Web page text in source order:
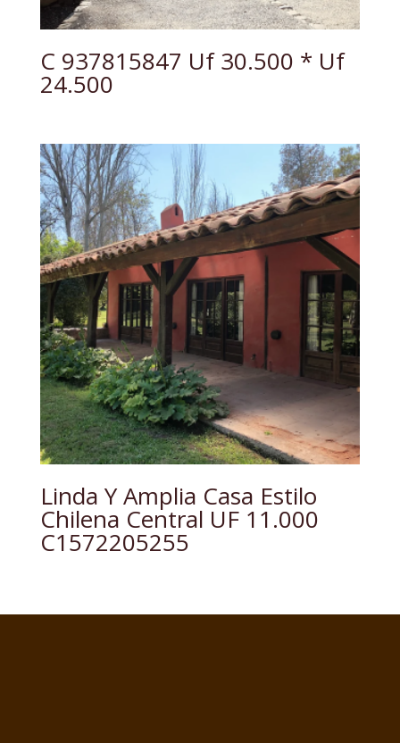
C 937815847 Uf 30.500 * Uf
24.500
Linda Y Amplia Casa Estilo
Chilena Central UF 11.000
C1572205255